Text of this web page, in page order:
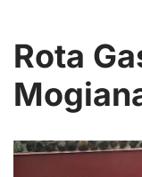
Rota